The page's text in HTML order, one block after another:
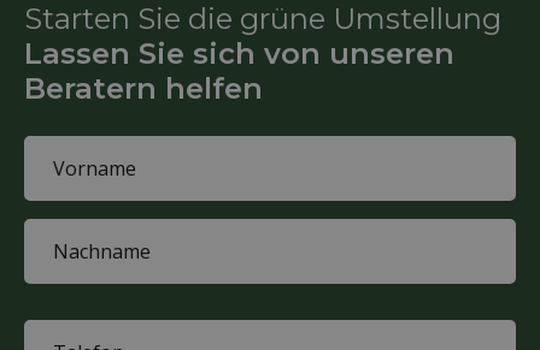
Starten Sie die grüne Umstellung
Lassen Sie sich von unseren
Beratern helfen
(erforderlich)
First
name
name